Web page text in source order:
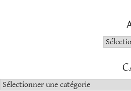
Archives
Catégories